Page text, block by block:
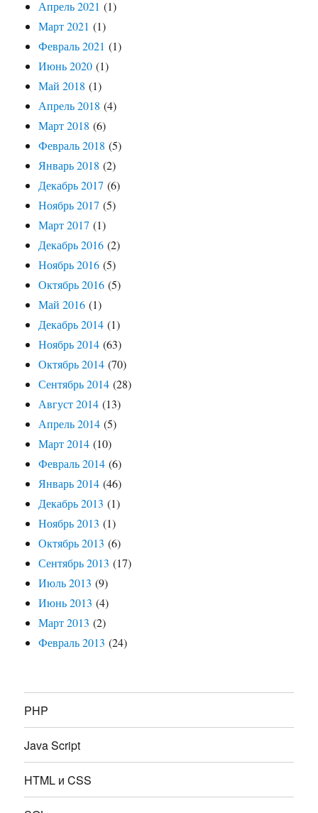
Апрель 2021 (1)
Март 2021 (1)
Февраль 2021 (1)
Июнь 2020 (1)
Май 2018 (1)
Апрель 2018 (4)
Март 2018 (6)
Февраль 2018 (5)
Январь 2018 (2)
Декабрь 2017 (6)
Ноябрь 2017 (5)
Март 2017 (1)
Декабрь 2016 (2)
Ноябрь 2016 (5)
Октябрь 2016 (5)
Май 2016 (1)
Декабрь 2014 (1)
Ноябрь 2014 (63)
Октябрь 2014 (70)
Сентябрь 2014 (28)
Август 2014 (13)
Апрель 2014 (5)
Март 2014 (10)
Февраль 2014 (6)
Январь 2014 (46)
Декабрь 2013 (1)
Ноябрь 2013 (1)
Октябрь 2013 (6)
Сентябрь 2013 (17)
Июль 2013 (9)
Июнь 2013 (4)
Март 2013 (2)
Февраль 2013 (24)
PHP
Java Script
HTML и CSS